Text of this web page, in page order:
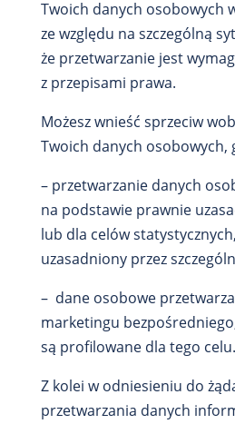
Twoich danych osobowych
ze względu na szczególną
że przetwarzanie jest
z przepisami prawa.
Możesz wnieść sprzeciw
Twoich danych osobowych,
– przetwarzanie danych
na podstawie prawnie
lub dla celów
uzasadniony przez
– dane osobowe
marketingu
są profilowane dla tego celu.
Z kolei w odniesieniu do
przetwarzania danych